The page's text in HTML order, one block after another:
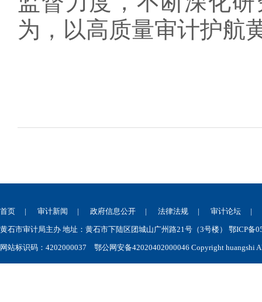
为，以高质量审计护航
首页 | 审计新闻 | 政府信息公开 | 法律法规 | 审计论坛
黄石市审计局主办 地址：黄石市下陆区团城山广州路21号（3号楼） 鄂ICP备
网站标识码：4202000037 鄂公网安备42020402000046 Copyright huangshi